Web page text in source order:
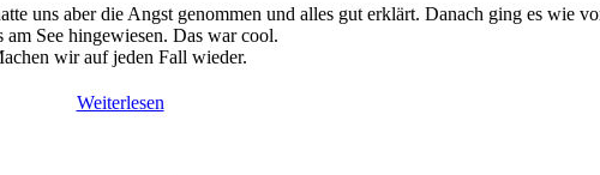
uns aber die Angst genommen und alles gut erklärt. Danach ging es wie
am See hingewiesen. Das war cool.
wir auf jeden Fall wieder.
Weiterlesen